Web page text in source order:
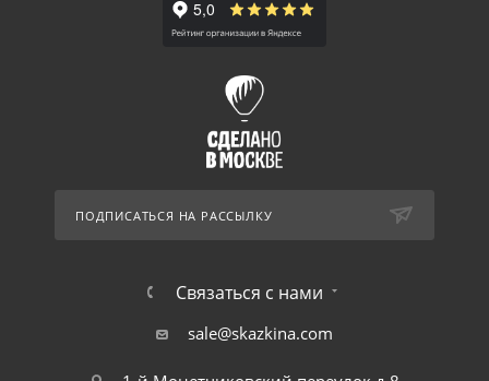
ПОДПИСАТЬСЯ НА РАССЫЛКУ
Связаться с нами
sale@skazkina.com